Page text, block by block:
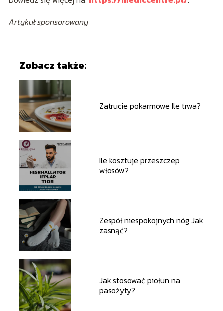
Artykuł sponsorowany
Zobacz także:
Zatrucie pokarmowe Ile trwa?
Ile kosztuje przeszczep
włosów?
Zespół niespokojnych nóg Jak
zasnąć?
Jak stosować piołun na
pasożyty?